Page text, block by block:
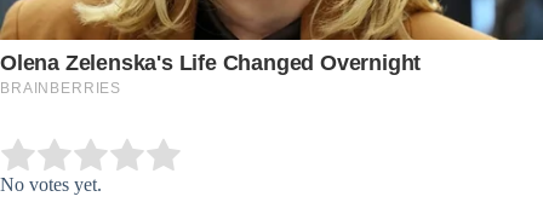
Rate this item:
No votes yet.